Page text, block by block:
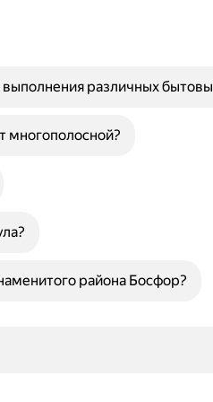
различных
многополосной?
района Босфор?